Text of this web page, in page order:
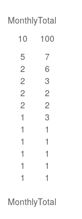
MonthlyTotal
10
100
5
7
2
6
2
3
2
2
2
2
1
3
1
1
1
1
1
1
1
1
1
1
MonthlyTotal